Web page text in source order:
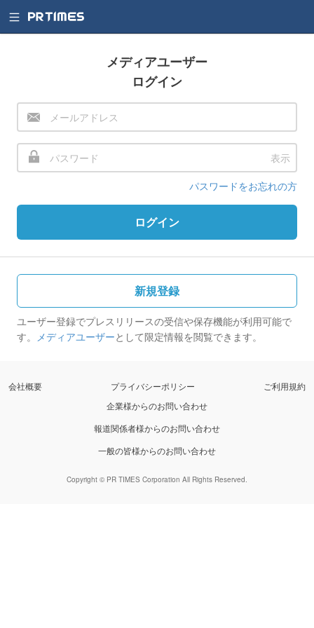
メディアユーザー
ログイン
表示
パスワードをお忘れの方
ログイン
新規登録
ユーザー登録でプレスリリースの受信や保存機能が利用可能で
す。 メディアユーザーとして限定情報を閲覧できます。
会社概要 プライバシーポリシー
ご利用規約
企業様からのお問い合わせ
報道関係者様からのお問い合わせ
一般の皆様からのお問い合わせ
Copyright © PR TIMES Corporation All Rights Reserved.